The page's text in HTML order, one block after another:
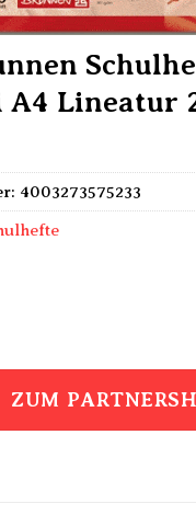
Lineatur
ZUM
4003273575233